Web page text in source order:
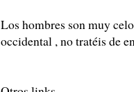
Los hombres son muy
occidental , no tratéis de